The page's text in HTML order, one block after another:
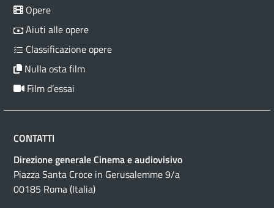
Opere
Aiuti alle opere
Classificazione opere
Nulla osta film
Film d’essai
CONTATTI
Direzione generale Cinema e audiovisivo
Piazza Santa Croce in Gerusalemme 9/a
00185 Roma (Italia)